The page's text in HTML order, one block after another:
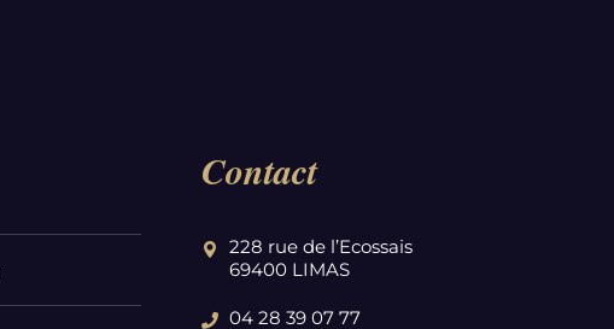
Contact
228 rue de l’Ecossais
69400 LIMAS
04 28 39 07 77